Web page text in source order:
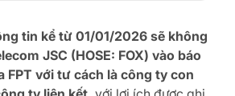
tin kể từ 01/01/2026 sẽ không
JSC (HOSE: FOX) vào báo
FPT với tư cách là công ty con